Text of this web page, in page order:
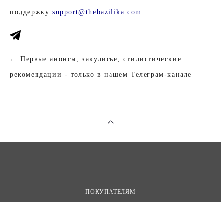
поддержку support@thebazilika.com
← Первые анонсы, закулисье, стилистические
рекомендации - только в нашем Телеграм-канале
ПОКУПАТЕЛЯМ